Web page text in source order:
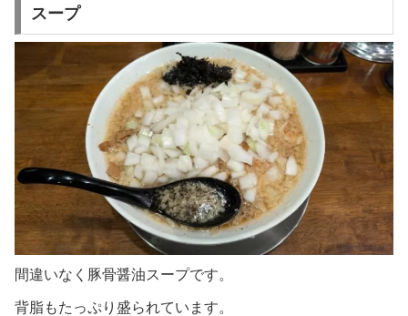
スープ
間違いなく豚骨醤油スープです。
背脂もたっぷり盛られています。